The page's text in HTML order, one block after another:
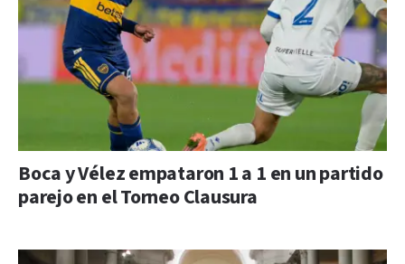
Boca y Vélez empataron 1 a 1 en un partido
parejo en el Torneo Clausura